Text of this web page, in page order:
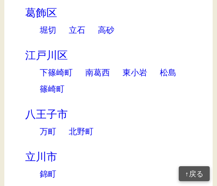
葛飾区
堀切 立石 高砂
江戸川区
下篠崎町 南葛西 東小岩
松島
篠崎町
八王子市
万町 北野町
立川市
錦町 ↑戻る